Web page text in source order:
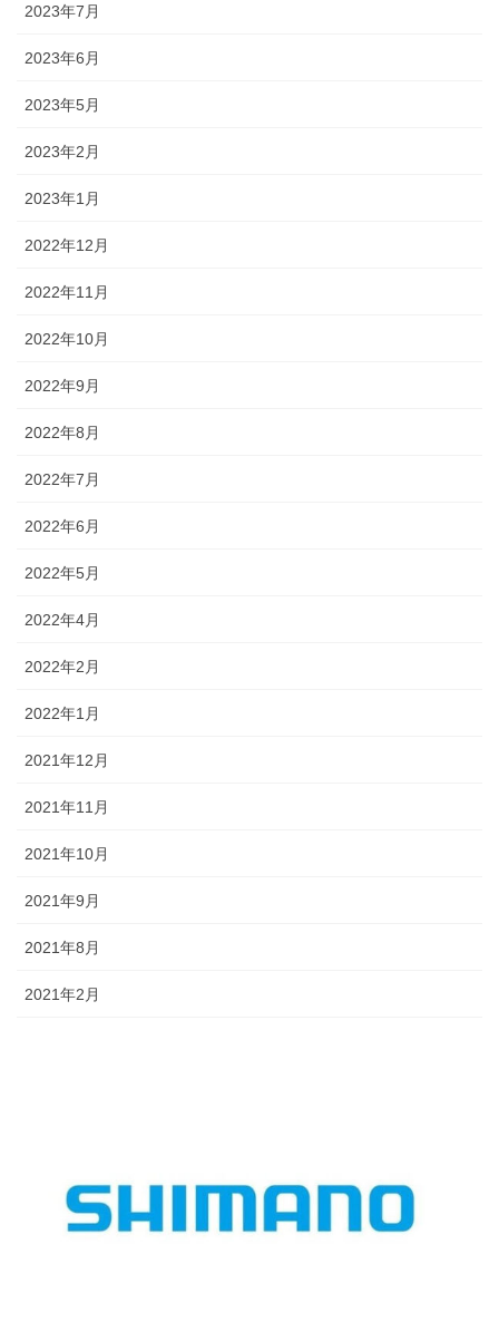
2023年7月
2023年6月
2023年5月
2023年2月
2023年1月
2022年12月
2022年11月
2022年10月
2022年9月
2022年8月
2022年7月
2022年6月
2022年5月
2022年4月
2022年2月
2022年1月
2021年12月
2021年11月
2021年10月
2021年9月
2021年8月
2021年2月